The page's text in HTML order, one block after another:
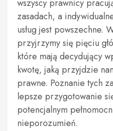
wszyscy prawnicy
zasadach, a
usług jest powszechne.
przyjrzymy się pięciu
które mają decydujący
kwotę, jaką przyjdzie
prawne. Poznanie tych
lepsze przygotowanie
potencjalnym
nieporozumień.